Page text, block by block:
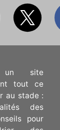
un site
tout ce
au stade :
des
pour